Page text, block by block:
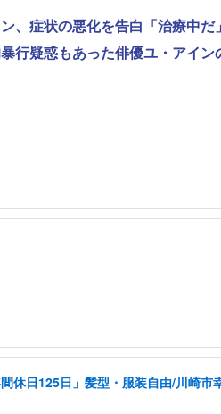
、症状の悪化を告白「治療中だ」
行疑惑もあった俳優ユ・アイン
休日125日」髪型・服装自由/川崎市